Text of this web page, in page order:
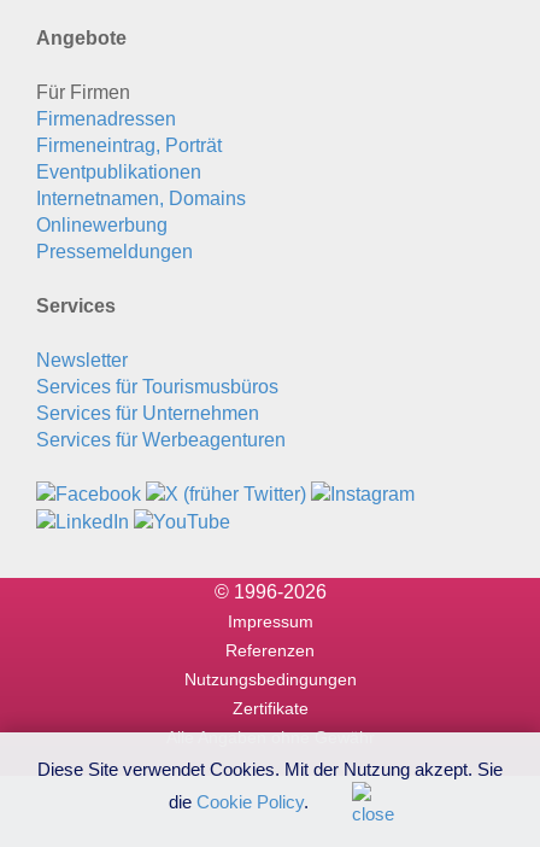
Angebote
Für Firmen
Firmenadressen
Firmeneintrag, Porträt
Eventpublikationen
Internetnamen, Domains
Onlinewerbung
Pressemeldungen
Services
Newsletter
Services für Tourismusbüros
Services für Unternehmen
Services für Werbeagenturen
© 1996-2026
Impressum
Referenzen
Nutzungsbedingungen
Zertifikate
Alle Angaben ohne Gewähr
Diese Site verwendet Cookies. Mit der Nutzung akzept. Sie
die Cookie Policy.